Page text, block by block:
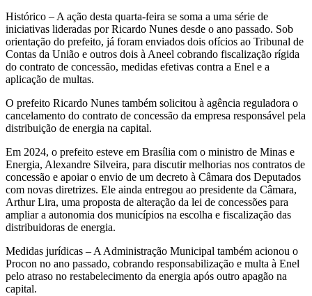
Histórico – A ação desta quarta-feira se soma a uma série de
iniciativas lideradas por Ricardo Nunes desde o ano passado. Sob
orientação do prefeito, já foram enviados dois ofícios ao Tribunal de
Contas da União e outros dois à Aneel cobrando fiscalização rígida
do contrato de concessão, medidas efetivas contra a Enel e a
aplicação de multas.
O prefeito Ricardo Nunes também solicitou à agência reguladora o
cancelamento do contrato de concessão da empresa responsável pela
distribuição de energia na capital.
Em 2024, o prefeito esteve em Brasília com o ministro de Minas e
Energia, Alexandre Silveira, para discutir melhorias nos contratos de
concessão e apoiar o envio de um decreto à Câmara dos Deputados
com novas diretrizes. Ele ainda entregou ao presidente da Câmara,
Arthur Lira, uma proposta de alteração da lei de concessões para
ampliar a autonomia dos municípios na escolha e fiscalização das
distribuidoras de energia.
Medidas jurídicas – A Administração Municipal também acionou o
Procon no ano passado, cobrando responsabilização e multa à Enel
pelo atraso no restabelecimento da energia após outro apagão na
capital.